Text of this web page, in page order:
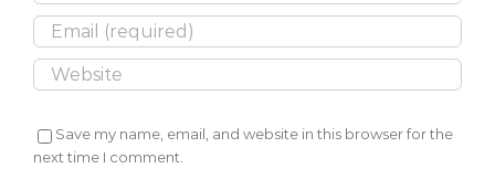
Save my name, email, and website in this browser for the
next time I comment.